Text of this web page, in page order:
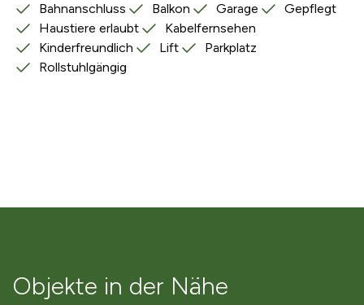
Bahnanschluss Balkon Garage
Gepflegt
Haustiere erlaubt
Kabelfernsehen
Kinderfreundlich
Lift
Parkplatz
Rollstuhlgängig
Objekte in der Nähe